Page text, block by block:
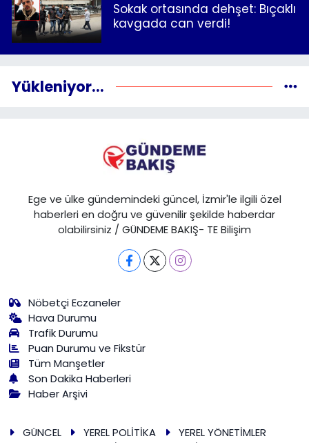
Sokak ortasında dehşet: Bıçaklı
kavgada can verdi!
Yükleniyor...
Ege ve ülke gündemindeki güncel, İzmir'le ilgili özel
haberleri en doğru ve güvenilir şekilde haberdar
olabilirsiniz / GÜNDEME BAKIŞ- TE Bilişim
Nöbetçi Eczaneler
Hava Durumu
Trafik Durumu
Puan Durumu ve Fikstür
Tüm Manşetler
Son Dakika Haberleri
Haber Arşivi
GÜNCEL YEREL POLİTİKA
YEREL YÖNETİMLER